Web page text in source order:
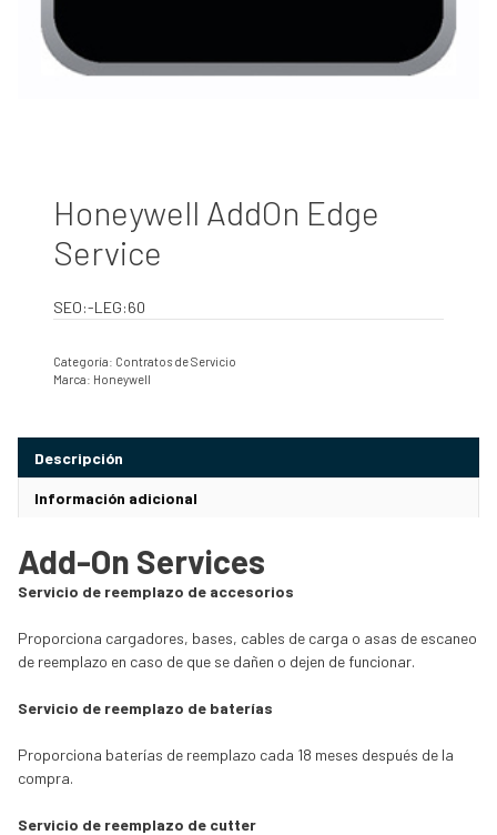
Honeywell AddOn Edge
Service
SEO:-LEG:60
Categoría: Contratos de Servicio
Marca: Honeywell
Descripción
Información adicional
Add-On Services
‎Servicio de‎ ‎reemplazo de accesorios
Proporciona cargadores,‎ ‎bases, cables de carga o asas de escaneo
de reemplazo en caso de que se dañen o dejen de funcionar.‎
‎Servicio‎ ‎de reemplazo de baterías
Proporciona baterías de reemplazo cada 18 meses después de la
compra.‎
‎Servicio‎ ‎de reemplazo de cutter